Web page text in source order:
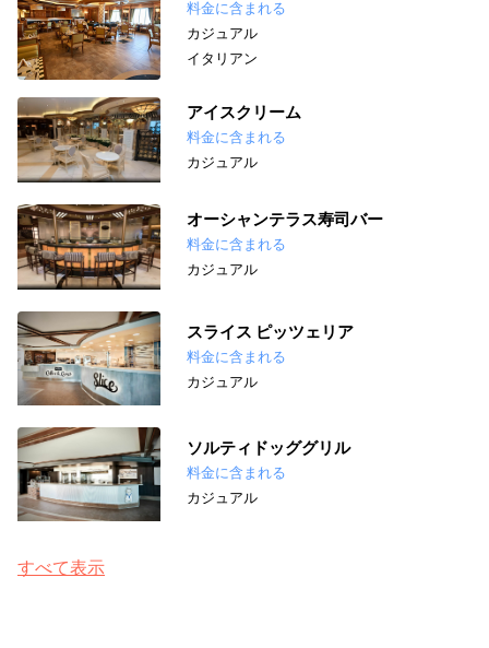
料金に含まれる
カジュアル
イタリアン
アイスクリーム
料金に含まれる
カジュアル
オーシャンテラス寿司バー
料金に含まれる
カジュアル
スライス ピッツェリア
料金に含まれる
カジュアル
ソルティドッググリル
料金に含まれる
カジュアル
すべて表示